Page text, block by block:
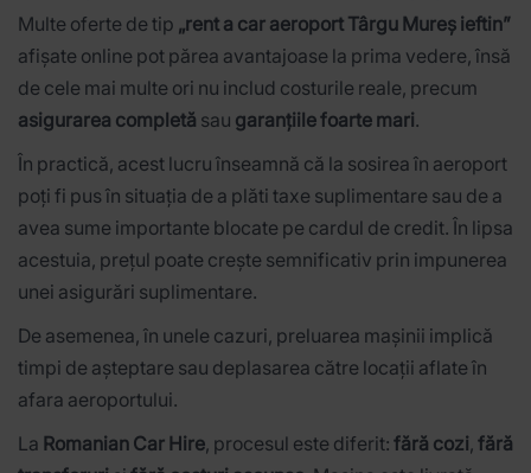
Multe oferte de tip „rent a car aeroport Târgu Mureș ieftin”
afișate online pot părea avantajoase la prima vedere, însă
de cele mai multe ori nu includ costurile reale, precum
asigurarea completă sau garanțiile foarte mari.
În practică, acest lucru înseamnă că la sosirea în aeroport
poți fi pus în situația de a plăti taxe suplimentare sau de a
avea sume importante blocate pe cardul de credit. În lipsa
acestuia, prețul poate crește semnificativ prin impunerea
unei asigurări suplimentare.
De asemenea, în unele cazuri, preluarea mașinii implică
timpi de așteptare sau deplasarea către locații aflate în
afara aeroportului.
La Romanian Car Hire, procesul este diferit: fără cozi, fără